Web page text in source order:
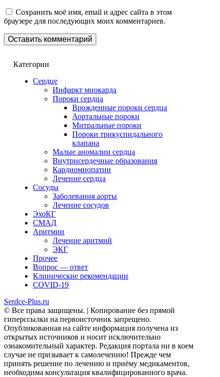
Сохранить моё имя, email и адрес сайта в этом
браузере для последующих моих комментариев.
Категории
Сердце
Инфаркт миокарда
Пороки сердца
Врожденные пороки сердца
Аортальные пороки
Митральные пороки
Пороки трикуспидального
клапана
Малые аномалии сердца
Внутрисердечные образования
Кардиомиопатии
Лечение сердца
Сосуды
Заболевания аорты
Лечение сосудов
ЭхоКГ
СМАД
Аритмии
Лечение аритмий
ЭКГ
Прочее
Вопрос — ответ
Клинические рекомендации
COVID-19
Serdce-Plus.ru
© Все права защищены. | Копирование без прямой
гиперссылки на первоисточник запрещено.
Опубликованная на сайте информация получена из
открытых источников и носит исключительно
ознакомительный характер. Редакция портала ни в коем
случае не призывает к самолечению! Прежде чем
принять решение по лечению и приёму медикаментов,
необходима консультация квалифицированного врача.